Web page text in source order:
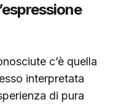
c’è quella
interpretata
di pura